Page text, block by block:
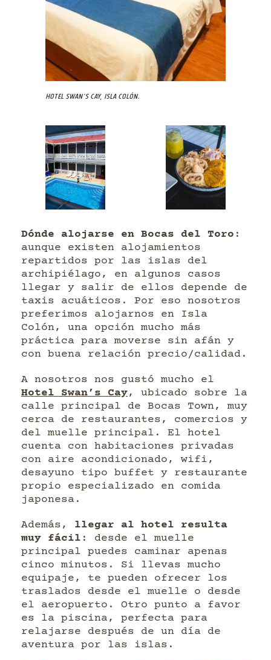
Hotel Swan’s Cay, Isla Colón.
Dónde alojarse en Bocas del Toro :
aunque existen alojamientos
repartidos por las islas del
archipiélago, en algunos casos
llegar y salir de ellos depende de
taxis acuáticos. Por eso nosotros
preferimos alojarnos en Isla
Colón, una opción mucho más
práctica para moverse sin afán y
con buena relación precio/calidad.
A nosotros nos gustó mucho el
Hotel Swan’s Cay, ubicado sobre la
calle principal de Bocas Town, muy
cerca de restaurantes, comercios y
del muelle principal. El hotel
cuenta con habitaciones privadas
con aire acondicionado, wifi,
desayuno tipo buffet y restaurante
propio especializado en comida
japonesa.
Además, llegar al hotel resulta
muy fácil : desde el muelle
principal puedes caminar apenas
cinco minutos. Si llevas mucho
equipaje, te pueden ofrecer los
traslados desde el muelle o desde
el aeropuerto. Otro punto a favor
es la piscina, perfecta para
relajarse después de un día de
aventura por las islas.